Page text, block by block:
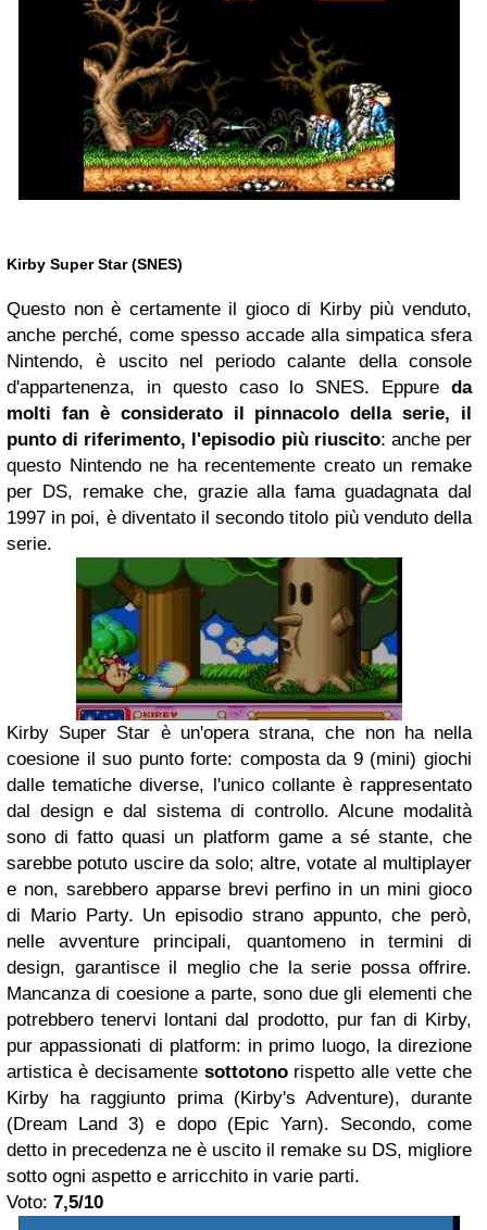
Kirby Super Star (SNES)
Questo non è certamente il gioco di Kirby più venduto,
anche perché, come spesso accade alla simpatica sfera
Nintendo, è uscito nel periodo calante della console
d'appartenenza, in questo caso lo SNES. Eppure da
molti fan è considerato il pinnacolo della serie, il
punto di riferimento, l'episodio più riuscito: anche per
questo Nintendo ne ha recentemente creato un remake
per DS, remake che, grazie alla fama guadagnata dal
1997 in poi, è diventato il secondo titolo più venduto della
serie.
Kirby Super Star è un'opera strana, che non ha nella
coesione il suo punto forte: composta da 9 (mini) giochi
dalle tematiche diverse, l'unico collante è rappresentato
dal design e dal sistema di controllo. Alcune modalità
sono di fatto quasi un platform game a sé stante, che
sarebbe potuto uscire da solo; altre, votate al multiplayer
e non, sarebbero apparse brevi perfino in un mini gioco
di Mario Party. Un episodio strano appunto, che però,
nelle avventure principali, quantomeno in termini di
design, garantisce il meglio che la serie possa offrire.
Mancanza di coesione a parte, sono due gli elementi che
potrebbero tenervi lontani dal prodotto, pur fan di Kirby,
pur appassionati di platform: in primo luogo, la direzione
artistica è decisamente sottotonorispetto alle vette che
Kirby ha raggiunto prima (Kirby's Adventure), durante
(Dream Land 3) e dopo (Epic Yarn). Secondo, come
detto in precedenza ne è uscito il remake su DS, migliore
sotto ogni aspetto e arricchito in varie parti.
Voto: 7,5/10